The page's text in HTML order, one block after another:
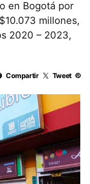
en Bogotá por
millones,
2020 – 2023,
Compartir Tweet